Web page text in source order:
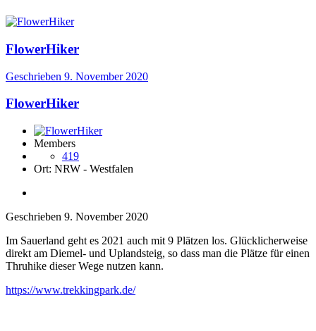
FlowerHiker
Geschrieben 9. November 2020
FlowerHiker
Members
419
Ort: NRW - Westfalen
Geschrieben 9. November 2020
Im Sauerland geht es 2021 auch mit 9 Plätzen los. Glücklicherweise
direkt am Diemel- und Uplandsteig, so dass man die Plätze für einen
Thruhike dieser Wege nutzen kann.
https://www.trekkingpark.de/